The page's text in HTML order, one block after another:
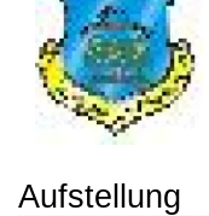
Aufstellung